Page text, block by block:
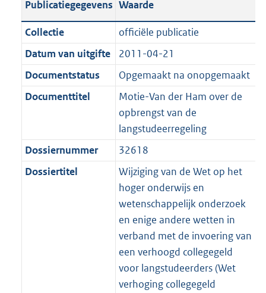
i
e
i
n
f
a
a
3
K
b
t
i
e
i
n
m
a
:
K
b
a
t
i
e
i
r
m
e
2
K
b
c
a
t
i
e
o
r
t
:
1
K
a
n
d
s
g
r
o
o
t
e
:
2
K
b
a
n
d
s
g
r
o
o
t
e
:
2
K
b
Publicatiegegevens Waarde
Collectie
officiële publicatie
Datum van uitgifte
2011-04-21
Documentstatus
Opgemaakt na onopgemaakt
Documenttitel
Motie-Van der Ham over de
opbrengst van de
langstudeerregeling
Dossiernummer
32618
Dossiertitel
Wijziging van de Wet op het
hoger onderwijs en
wetenschappelijk onderzoek
en enige andere wetten in
verband met de invoering van
een verhoogd collegegeld
voor langstudeerders (Wet
verhoging collegegeld